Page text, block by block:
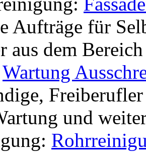
Aufträge für
aus dem
Wartung
und